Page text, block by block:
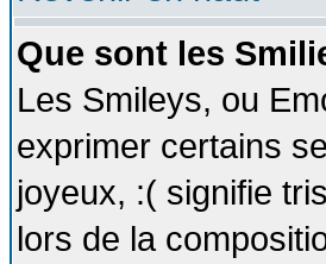
Que sont les
Les Smileys, ou
exprimer certains
joyeux, :( signifie
lors de la